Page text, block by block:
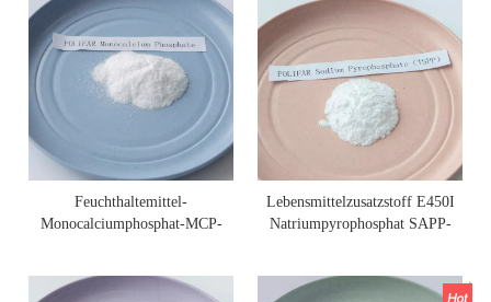
Feuchthaltemittel-
Monocalciumphosphat-MCP-
Lebensmittelzusatzstoff E450I
Natriumpyrophosphat SAPP-